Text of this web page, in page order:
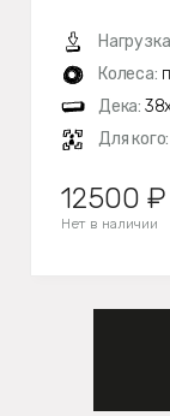
Колеса:
Дека:
Для кого:
12500 ₽
Нет в наличии